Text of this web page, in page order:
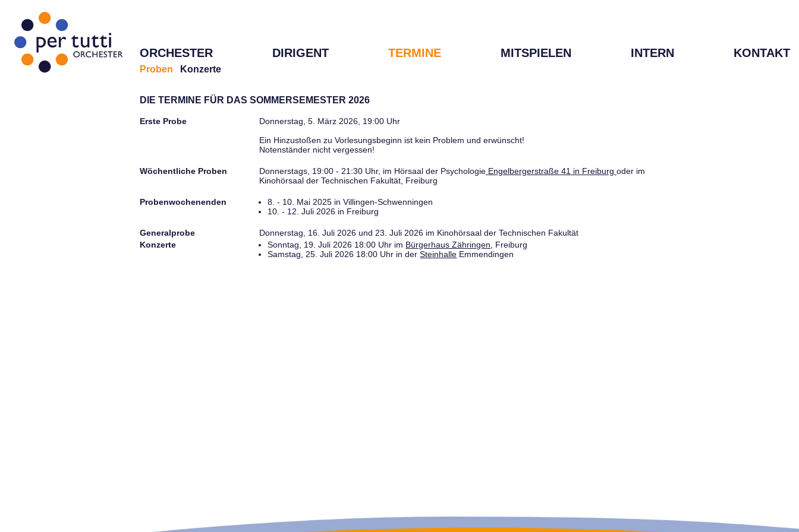
ORCHESTER DIRIGENT TERMINE MITSPIELEN INTERN KONTAKT
Proben Konzerte
DIE TERMINE FÜR DAS SOMMERSEMESTER 2026
Erste Probe
Donnerstag, 5. März 2026, 19:00 Uhr
Ein Hinzustoßen zu Vorlesungsbeginn ist kein Problem und erwünscht!
Notenständer nicht vergessen!
Wöchentliche Proben Donnerstags, 19:00 - 21:30 Uhr, im Hörsaal der Psychologie Engelbergerstraße 41 in Freiburg oder im
Kinohörsaal der Technischen Fakultät, Freiburg
Probenwochenenden
8. - 10. Mai 2025 in Villingen-Schwenningen
10. - 12. Juli 2026 in Freiburg
Generalprobe
Donnerstag, 16. Juli 2026 und 23. Juli 2026 im Kinohörsaal der Technischen Fakultät
Konzerte
Sonntag, 19. Juli 2026 18:00 Uhr im Bürgerhaus Zähringen , Freiburg
Samstag, 25. Juli 2026 18:00 Uhr in derSteinhalle Emmendingen